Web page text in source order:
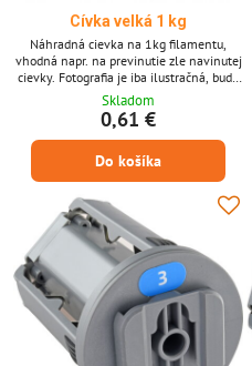
Cívka velká 1 kg
Náhradná cievka na 1kg filamentu,
vhodná napr. na previnutie zle navinutej
cievky. Fotografia je iba ilustračná, bude
dodaná cievka rôznych výrobcov podľa
aktuálnej dostupnosti. Vonkajšia veľkosť
20 cm, vnútorný priemer 5,3 cm.
Skladom
0,61 €
Do košíka